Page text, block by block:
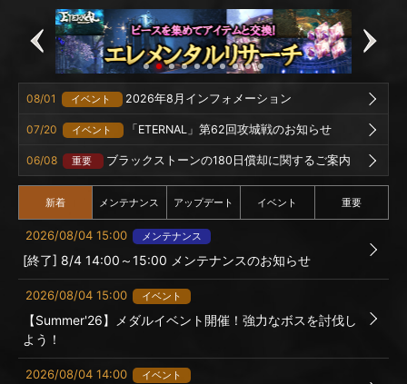
08/01 イベント 2026年8月インフォメーション
07/20 イベント 「ETERNAL」第62回攻城戦のお知らせ
06/08 重要 ブラックストーンの180日償却に関するご案内
新着 メンテナンス アップデート イベント 重要
2026/08/04 15:00 メンテナンス
[終了] 8/4 14:00～15:00 メンテナンスのお知らせ
2026/08/04 15:00 イベント
【Summer'26】メダルイベント開催！強力なボスを討伐し
よう！
2026/08/04 14:00 イベント